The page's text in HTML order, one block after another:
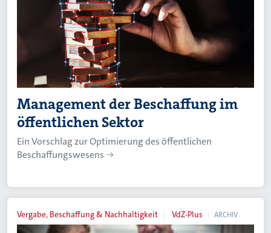
Management der Beschaffung im
öffentlichen Sektor
Ein Vorschlag zur Optimierung des öffentlichen
Beschaffungswesens
Vergabe, Beschaffung & Nachhaltigkeit VdZ-Plus ARCHIV